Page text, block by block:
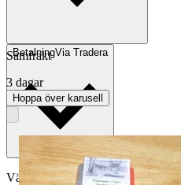
BetalningVia Tradera
Välj till köparskydd
Samfrakt
3 dagar
Hoppa över karusell